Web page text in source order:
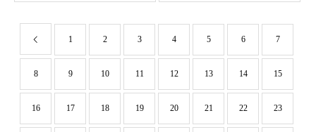
1 2 3 4 5 6 7
8 9 10 11 12 13 14 15
16 17 18 19 20 21 22 23